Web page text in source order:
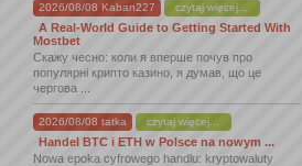
2026/08/08 Kaban227 czytaj więcej...
A Real-World Guide to Getting Started With
Mostbet
Скажу чесно: коли я вперше почув про
популярні крипто казино, я думав, що це
чергова ...
2026/08/08 tatka czytaj więcej...
Handel BTC i ETH w Polsce na nowym ...
Nowa epoka cyfrowego handlu: kryptowaluty